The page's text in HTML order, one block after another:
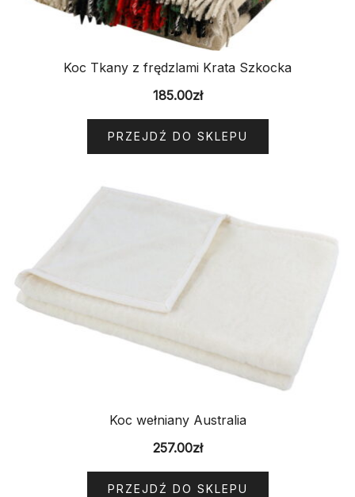
Koc Tkany z frędzlami Krata Szkocka
185.00zł
PRZEJDŹ DO SKLEPU
Koc wełniany Australia
257.00zł
PRZEJDŹ DO SKLEPU